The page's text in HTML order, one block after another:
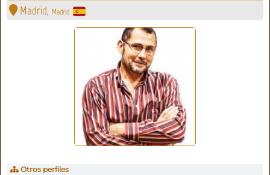
Madrid, Madrid
Otros perfiles